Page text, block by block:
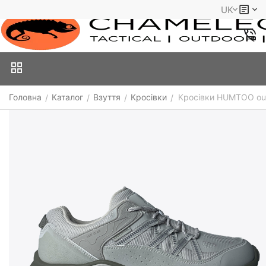
UK
Головна / Каталог / Взуття / Кросівки / Кросівки HUMTOO